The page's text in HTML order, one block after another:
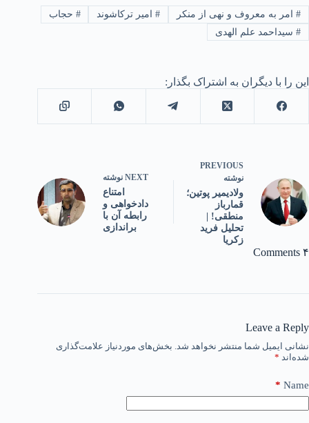
#امر به معروف و نهی از منکر #امیر ترکاشوند # حجاب
#سیداحمد علم الهدی
این را با دیگران به اشتراک بگذار:
PREVIOUS
نوشته
ولادیمیر پوتین؛
قمارباز
منطقی! |
تحلیل فرید
زکریا
NEXT نوشته
امتناع
دادخواهی و
رابطه آن با
براندازی
۴ Comments
Leave a Reply
نشانی ایمیل شما منتشر نخواهد شد. بخش‌های موردنیاز علامت‌گذاری
شده‌اند *
Name
*